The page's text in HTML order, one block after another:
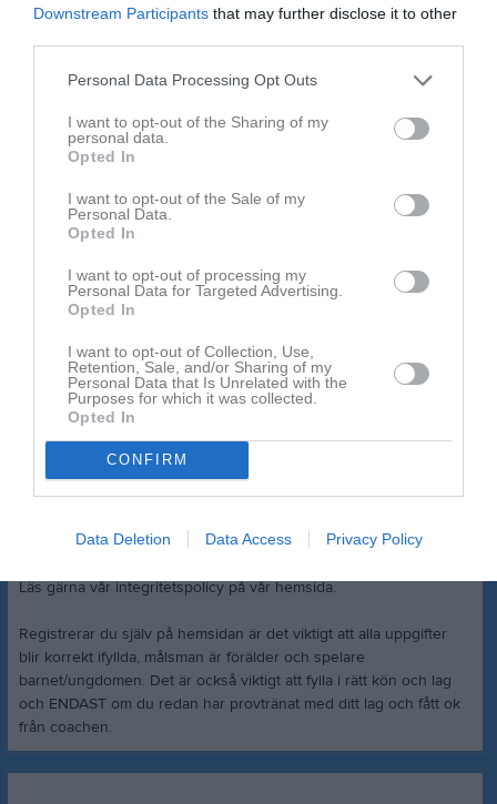
Downstream Participants that may further disclose it to other
Personal Data Processing Opt Outs
I want to opt-out of the Sharing of my
personal data.
Opted In
I want to opt-out of the Sale of my
Personal Data.
Opted In
I want to opt-out of processing my
Personal Data for Targeted Advertising.
Opted In
I want to opt-out of Collection, Use,
Retention, Sale, and/or Sharing of my
Personal Data that Is Unrelated with the
Purposes for which it was collected.
Opted In
CONFIRM
Data Deletion Data Access Privacy Policy
Det går bra att "prova på " 1-2 gånger, beroende på om vi har kö
eller inte till gruppen du är intresserad av.
Väljer du att fortsätta träna med oss så tycker vi så klart det är
hemsida (se instruktion för detta längre ner) eller med ett mejl till
vårt kansli, info@jbbk.se
Observera att kansliet endast tar emot mejl och behandlar alla
ärenden i turordning. Kansliet är inte fulltidsbemannat och kan
därför inte ge samma service eller svara lika snabbt som ett
Vi behöver följande uppgifter:
Spelarens för och efternamn
Spelarens mejladress och mobilnummer (om dem har det)
Fullständig adress
Fullständigt personnummer
Målsmans namn
Målsmans mejladress
Målsmans mobilnummer
Detta för att kunna registrera, licensiera och försäkra spelaren.
Läs gärna vår integritetspolicy på vår hemsida.
Registrerar du själv på hemsidan är det viktigt att alla uppgifter
blir korrekt ifyllda, målsman är förälder och spelare
barnet/ungdomen. Det är också viktigt att fylla i rätt kön och lag
och ENDAST om du redan har provtränat med ditt lag och fått ok
från coachen.